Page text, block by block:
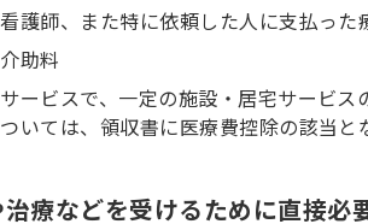
護師、また特に依頼した人に支払っ
助料
ービスで、一定の施設・居宅サービス
いては、領収書に医療費控除の該当と
療などを受けるために直接必